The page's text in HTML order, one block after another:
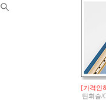
[가격인
틴휘슬/